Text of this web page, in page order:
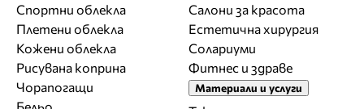
Спортни облекла
Плетени облекла
Кожени облекла
Рисувана коприна
Чорапогащи
Салони за красота
Естетична хирургия
Солариуми
Фитнес и здраве
Материали и услуги